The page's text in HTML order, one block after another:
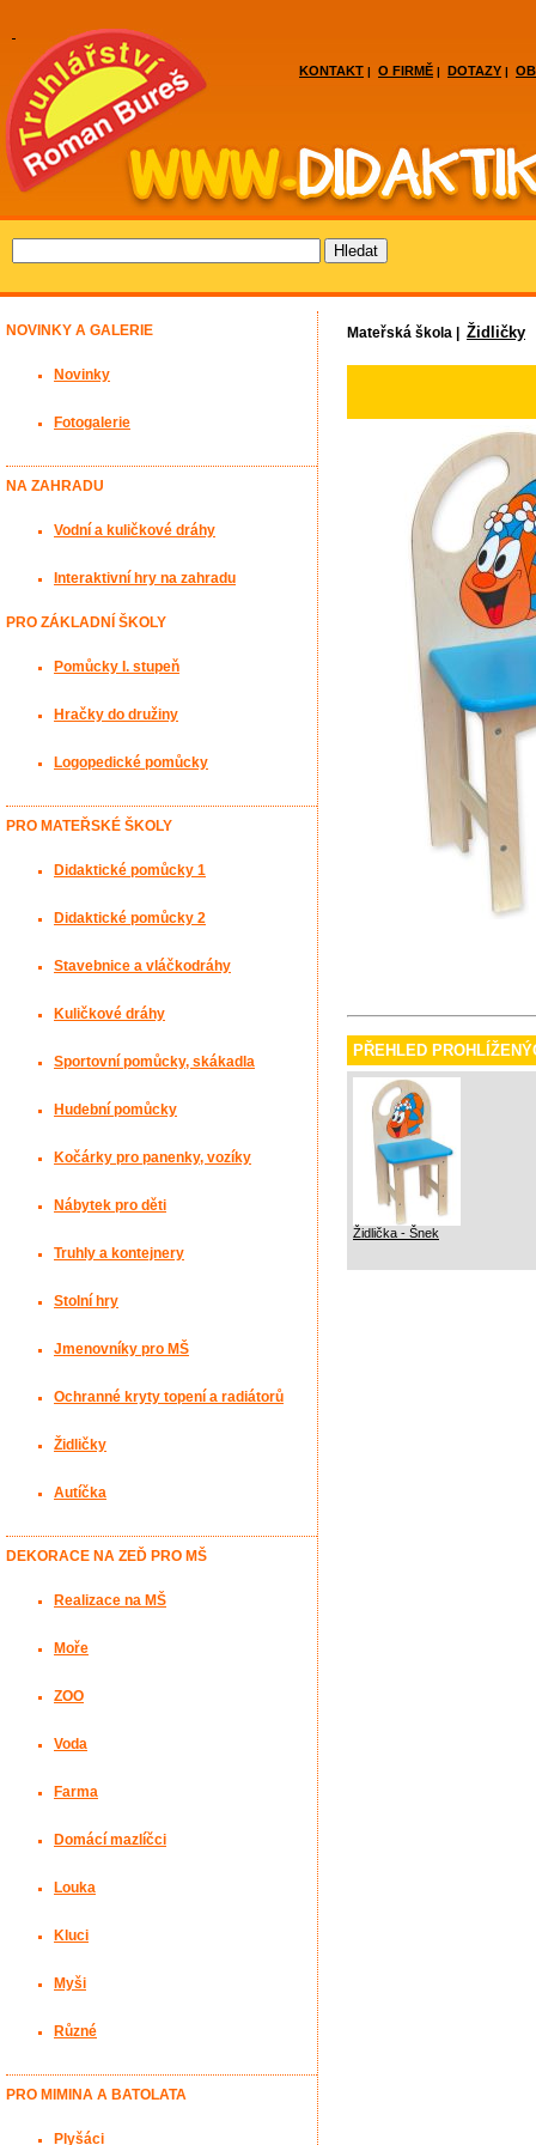
KONTAKT | O FIRMĚ | DOTAZY |
Mateřská škola | Židličky
PŘEHLED
Židlička - Šnek
NOVINKY A GALERIE
Novinky
Fotogalerie
NA ZAHRADU
Vodní a kuličkové dráhy
Interaktivní hry na zahradu
PRO ZÁKLADNÍ ŠKOLY
Pomůcky I. stupeň
Hračky do družiny
Logopedické pomůcky
PRO MATEŘSKÉ ŠKOLY
Didaktické pomůcky 1
Didaktické pomůcky 2
Stavebnice a vláčkodráhy
Kuličkové dráhy
Sportovní pomůcky, skákadla
Hudební pomůcky
Kočárky pro panenky, vozíky
Nábytek pro děti
Truhly a kontejnery
Stolní hry
Jmenovníky pro MŠ
Ochranné kryty topení a radiátorů
Židličky
Autíčka
DEKORACE NA ZEĎ PRO MŠ
Realizace na MŠ
Moře
ZOO
Voda
Farma
Domácí mazlíčci
Louka
Kluci
Myši
Různé
PRO MIMINA A BATOLATA
Plyšáci